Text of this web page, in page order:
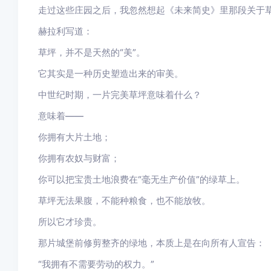
走过这些庄园之后，我忽然想起《未来简史》里那段关于
赫拉利写道：
草坪，并不是天然的“美”。
它其实是一种历史塑造出来的审美。
中世纪时期，一片完美草坪意味着什么？
意味着——
你拥有大片土地；
你拥有农奴与财富；
你可以把宝贵土地浪费在“毫无生产价值”的绿草上。
草坪无法果腹，不能种粮食，也不能放牧。
所以它才珍贵。
那片城堡前修剪整齐的绿地，本质上是在向所有人宣告：
“我拥有不需要劳动的权力。”